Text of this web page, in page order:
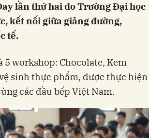
lần thứ hai do Trường Đại học
kết nối giữa giảng đường,
tế.
workshop: Chocolate, Kem
sinh thực phẩm, được thực hiện
các đầu bếp Việt Nam.